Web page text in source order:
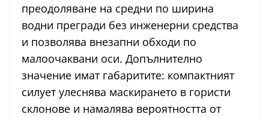
преодоляване на средни по ширина
водни прегради без инженерни средства
и позволява внезапни обходи по
малоочаквани оси. Допълнително
значение имат габаритите: компактният
силует улеснява маскирането в гористи
склонове и намалява вероятността от